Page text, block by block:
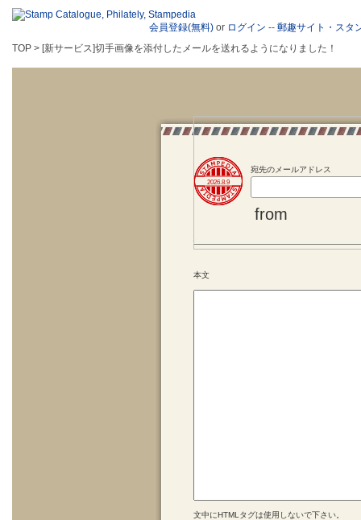
会員登録(無料) or ログイン -- 郵趣サイト・スタ
TOP > [新サービス]切手画像を添付したメールを送れるようになりました！
2026.8.9
宛先のメールアドレス
from
本文
文中にHTMLタグは使用しないで下さい。